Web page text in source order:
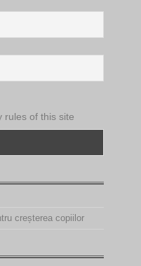
rules of this site
creșterea copiilor